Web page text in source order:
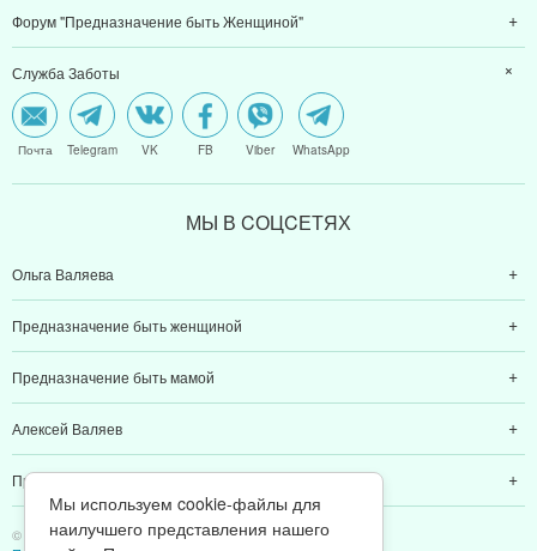
Форум "Предназначение быть Женщиной"
Служба Заботы
Почта Telegram VK FB Viber WhatsApp
МЫ В CОЦCЕТЯХ
Ольга Валяева
Предназначение быть женщиной
Предназначение быть мамой
Алексей Валяев
Предназначение быть папой
© 2011-2026 Предназначение быть Женщиной
Мы используем cookie-файлы для
наилучшего представления нашего